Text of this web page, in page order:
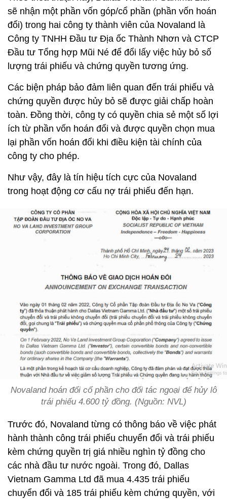
sẽ nhận một phần vốn góp/cổ phần (phần vốn hoán
đổi) trong hai công ty thành viên của Novaland là
Công ty TNHH Đầu tư Địa ốc Thành Nhơn và CTCP
Đầu tư Tổng hợp Mũi Né để đổi lấy việc hủy bỏ số
lượng trái phiếu và chứng quyền tương ứng.
Các biện pháp bảo đảm liên quan đến trái phiếu và
chứng quyền được hủy bỏ sẽ được giải chấp hoàn
toàn. Đồng thời, công ty có quyền chia sẻ một số lợi
ích từ phần vốn hoán đổi và được quyền chọn mua
lại phần vốn hoán đổi khi điều kiện tài chính của
công ty cho phép.
Như vậy, đây là tín hiệu tích cực của Novaland
trong hoạt động cơ cấu nợ trái phiếu đến hạn.
Novaland hoán đổi cổ phần cho đối tác ngoại để hủy lô
trái phiếu 4.600 tỷ đồng. (Nguồn: NVL)
Trước đó, Novaland từng có thông báo về việc phát
hành thành công trái phiếu chuyển đổi và trái phiếu
kèm chứng quyền trị giá nhiều nghìn tỷ đồng cho
các nhà đầu tư nước ngoài. Trong đó, Dallas
Vietnam Gamma Ltd đã mua 4.435 trái phiếu
chuyển đổi và 185 trái phiếu kèm chứng quyền, với